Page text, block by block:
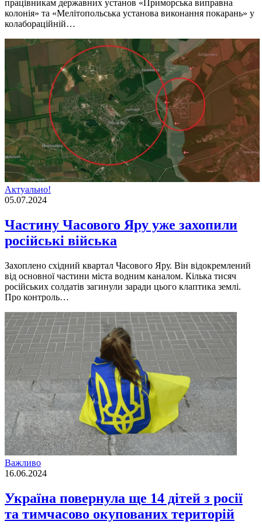
працівникам державних установ «Приморська виправна
колонія» та «Мелітопольська установа виконання покарань» у
колабораційній…
Актуально!
05.07.2024
Частину Часового Яру уже захопили
російські війська
Захоплено східний квартал Часового Яру. Він відокремлений
від основної частини міста водним каналом. Кілька тисяч
російських солдатів загинули заради цього клаптика землі.
Про контроль…
Важливо
16.06.2024
Україна повернула ще 14 дітей з росії
та тимчасово окупованих територій